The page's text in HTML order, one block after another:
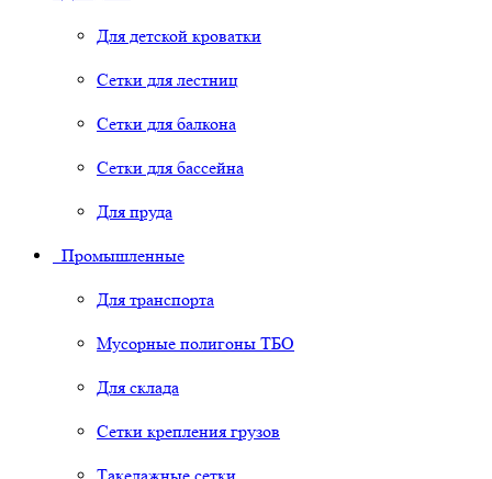
Для детской кроватки
Сетки для лестниц
Сетки для балкона
Сетки для бассейна
Для пруда
Промышленные
Для транспорта
Мусорные полигоны ТБО
Для склада
Сетки крепления грузов